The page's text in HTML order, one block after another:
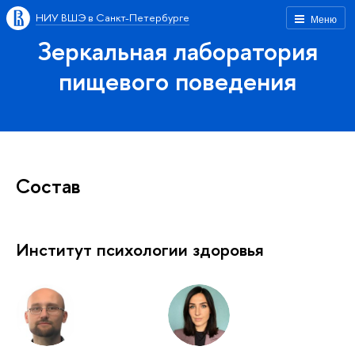
Меню
НИУ ВШЭ в Санкт-Петербурге
Зеркальная лаборатория
пищевого поведения
Состав
Институт психологии здоровья